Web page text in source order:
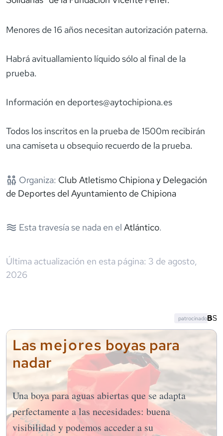
Menores de 16 años necesitan autorización paterna.
Habrá avituallamiento líquido sólo al final de la
prueba.
Información en deportes@aytochipiona.es
Todos los inscritos en la prueba de 1500m recibirán
una camiseta u obsequio recuerdo de la prueba.
Organiza: Club Atletismo Chipiona y Delegación
de Deportes del Ayuntamiento de Chipiona
Esta travesía se nada en el Atlántico.
Última actualización en esta página: 3 de agosto,
2026
Las mejores boyas para
nadar
Una boya para aguas abiertas que se adapta
perfectamente a las necesidades: buena
visibilidad y podemos acceder a su
patrocinado